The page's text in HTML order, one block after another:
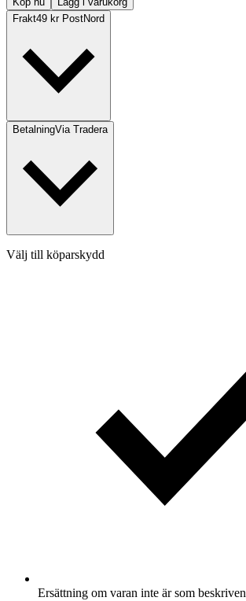
Frakt49 kr PostNord
BetalningVia Tradera
Välj till köparskydd
Ersättning om varan inte är som beskriven